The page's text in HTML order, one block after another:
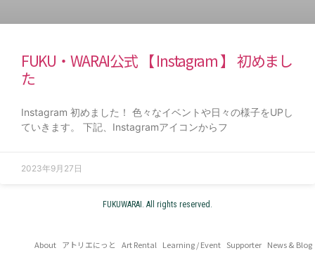
FUKU・WARAI公式 【 Instagram 】 初めまし
た
Instagram 初めました！ 色々なイベントや日々の様子をUPし
ていきます。 下記、Instagramアイコンからフ
2023年9月27日
FUKUWARAI. All rights reserved.
About アトリエにっと Art Rental Learning / Event Supporter News & Blog